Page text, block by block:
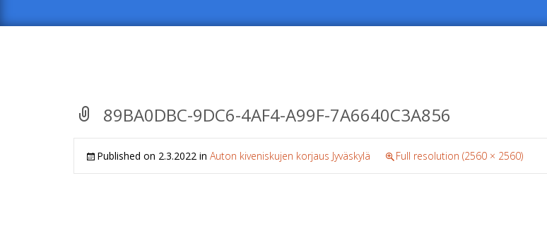
89BA0DBC-9DC6-4AF4-A99F-7A6640C3A856
Published on 2.3.2022 in Auton kiveniskujen korjaus Jyväskylä Full resolution (2560 × 2560)